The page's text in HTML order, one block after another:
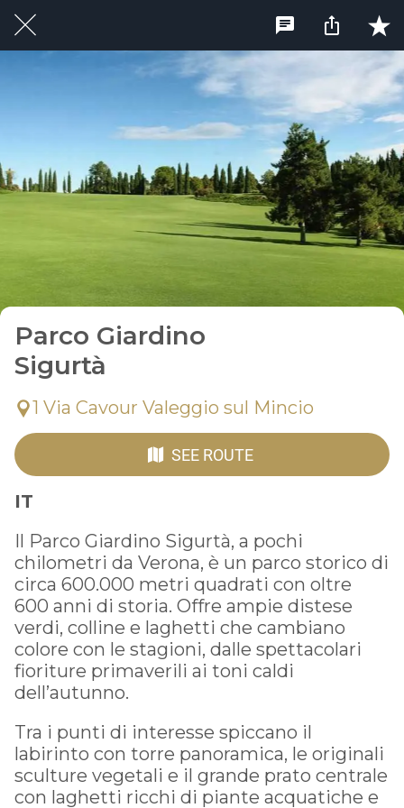
Parco Giardino
Sigurtà
1 Via Cavour Valeggio sul Mincio
SEE ROUTE
IT
Il Parco Giardino Sigurtà, a pochi
chilometri da Verona, è un parco storico di
circa 600.000 metri quadrati con oltre
600 anni di storia. Offre ampie distese
verdi, colline e laghetti che cambiano
colore con le stagioni, dalle spettacolari
fioriture primaverili ai toni caldi
dell’autunno.
Tra i punti di interesse spiccano il
labirinto con torre panoramica, le originali
sculture vegetali e il grande prato centrale
con laghetti ricchi di piante acquatiche e